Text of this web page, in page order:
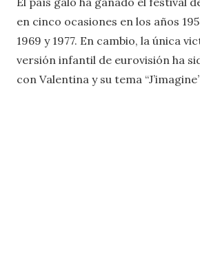
en cinco ocasiones en los años
1969 y 1977. En cambio, la única
versión infantil de eurovisión ha
con Valentina y su tema